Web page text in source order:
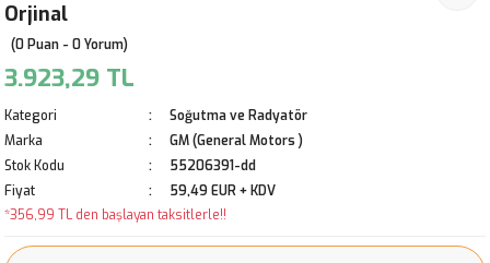
Orjinal
(0 Puan - 0 Yorum)
3.923,29 TL
Kategori
Soğutma ve Radyatör
Marka
GM (General Motors )
Stok Kodu
55206391-dd
Fiyat
59,49 EUR + KDV
*356,99 TL den başlayan taksitlerle!!